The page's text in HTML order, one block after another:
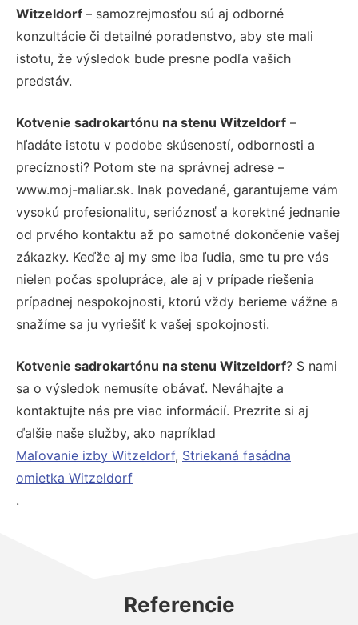
Witzeldorf – samozrejmosťou sú aj odborné
konzultácie či detailné poradenstvo, aby ste mali
istotu, že výsledok bude presne podľa vašich
predstáv.
Kotvenie sadrokartónu na stenu Witzeldorf –
hľadáte istotu v podobe skúseností, odbornosti a
precíznosti? Potom ste na správnej adrese –
www.moj-maliar.sk. Inak povedané, garantujeme vám
vysokú profesionalitu, serióznosť a korektné jednanie
od prvého kontaktu až po samotné dokončenie vašej
zákazky. Keďže aj my sme iba ľudia, sme tu pre vás
nielen počas spolupráce, ale aj v prípade riešenia
prípadnej nespokojnosti, ktorú vždy berieme vážne a
snažíme sa ju vyriešiť k vašej spokojnosti.
Kotvenie sadrokartónu na stenu Witzeldorf? S nami
sa o výsledok nemusíte obávať. Neváhajte a
kontaktujte nás pre viac informácií. Prezrite si aj
ďalšie naše služby, ako napríklad
Maľovanie izby Witzeldorf, Striekaná fasádna
omietka Witzeldorf
.
Referencie